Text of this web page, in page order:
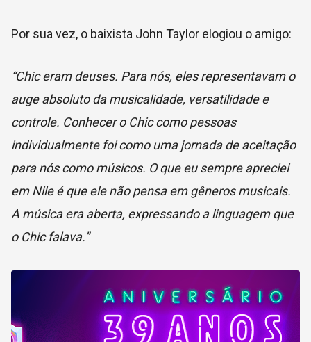
Por sua vez, o baixista John Taylor elogiou o amigo:
“Chic eram deuses. Para nós, eles representavam o
auge absoluto da musicalidade, versatilidade e
controle. Conhecer o Chic como pessoas
individualmente foi como uma jornada de aceitação
para nós como músicos. O que eu sempre apreciei
em Nile é que ele não pensa em gêneros musicais.
A música era aberta, expressando a linguagem que
o Chic falava.”